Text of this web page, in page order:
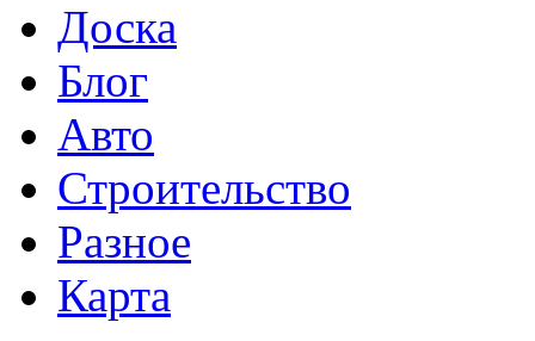
Доска
Блог
Авто
Строительство
Разное
Карта